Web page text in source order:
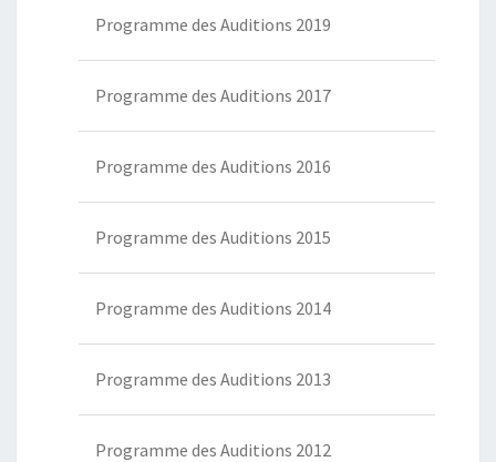
Programme des Auditions 2019
Programme des Auditions 2017
Programme des Auditions 2016
Programme des Auditions 2015
Programme des Auditions 2014
Programme des Auditions 2013
Programme des Auditions 2012